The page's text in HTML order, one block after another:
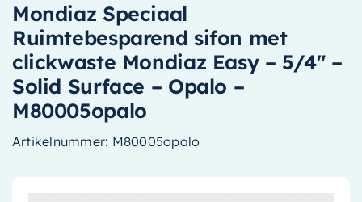
Spiegels
Kranen
Douche
Badkamermeubels
Mondiaz Speciaal
Ruimtebesparend sifon met
clickwaste Mondiaz Easy – 5/4″ –
Solid Surface – Opalo –
M80005opalo
Artikelnummer: M80005opalo